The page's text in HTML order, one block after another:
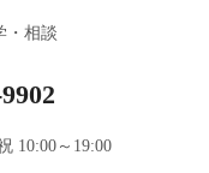
・相談
10:00～19:00